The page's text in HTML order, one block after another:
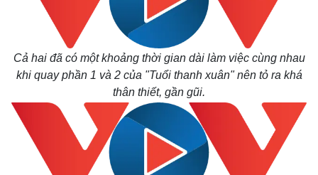
Thế giới
Quan sát
Hồ sơ
Multimedia
Video
Ảnh
E-Magazine
Infographic
Cả hai đã có một khoảng thời gian dài làm việc cùng nhau
khi quay phần 1 và 2 của "Tuổi thanh xuân" nên tỏ ra khá
thân thiết, gần gũi.